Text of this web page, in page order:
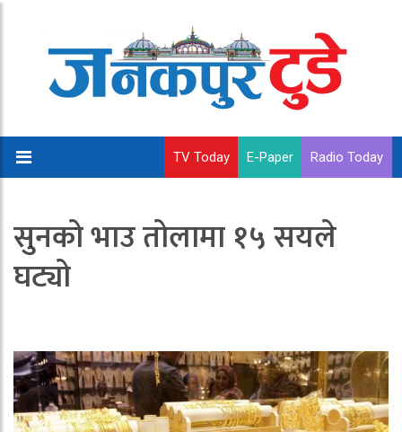
TV Today E-Paper Radio Today
सुनको भाउ तोलामा १५ सयले
घट्यो